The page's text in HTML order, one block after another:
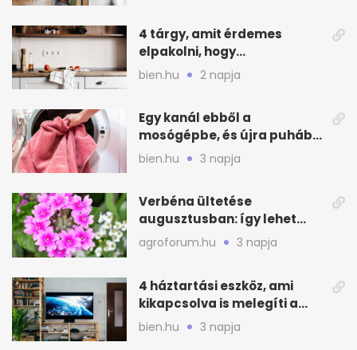
4 tárgy, amit érdemes
elpakolni, hogy
hűvösebbnek tűnjön a lakás
bien.hu 2 napja
Egy kanál ebből a
mosógépbe, és újra puhább
lesz a törölköző
bien.hu 3 napja
Verbéna ültetése
augusztusban: így lehet
még idén virágos a kert
agroforum.hu 3 napja
4 háztartási eszköz, ami
kikapcsolva is melegíti a
lakást
bien.hu 3 napja